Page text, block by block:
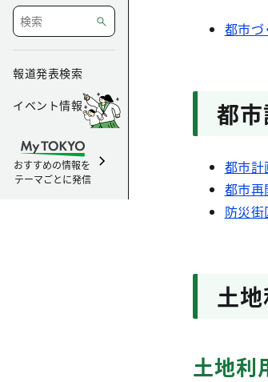
報道発表検索
イベント情報
おすすめの情報を
テーマごとに発信
都市
都
都市
都市
防災
土
土地利